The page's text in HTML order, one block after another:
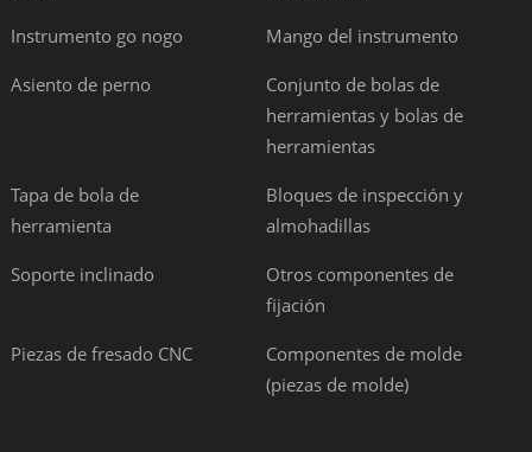
Instrumento go nogo Mango del instrumento
Asiento de perno
Conjunto de bolas de
herramientas y bolas de
herramientas
Tapa de bola de
herramienta
Bloques de inspección y
almohadillas
Soporte inclinado
Otros componentes de
fijación
Piezas de fresado CNC
Componentes de molde
(piezas de molde)